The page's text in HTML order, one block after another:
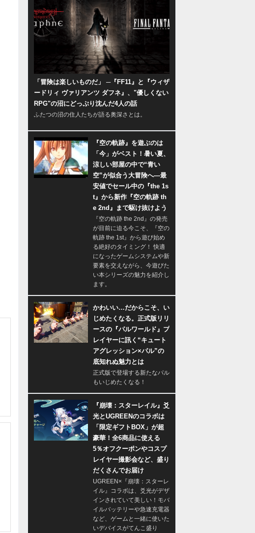
「冒険は楽しいものだ」 ─『FF11』と『ウィザ
ードリィ ヴァリアンツ ダフネ』、"優しくない
RPG"の沼にどっぷり沈んだ4人の話
ふたつの沼の住人たちが語る奥深さとは。
『空の軌跡』を遊ぶのは
「今」がベスト！暑い夏、
涼しい部屋の中で“青い
空”が似合う大冒険へ―最
安値でセール中の『the 1s
t』から新作『空の軌跡 th
e 2nd』まで駆け抜けよう
『空の軌跡 the 2nd』の発売
が目前に迫る今こそ、『空の
軌跡 the 1st』から遊び始め
る絶好のタイミング！ 快適
になったゲームシステムや新
要素を交えながら、今遊びた
い本シリーズの魅力を紹介し
ます。
かわいい…だからこそ、い
じめたくなる。正式版リリ
ースの『パルワールド』プ
レイヤーに訊く“キュート
アグレッション×パル”の
底知れぬ魅力とは
正式版で登場する新たなパル
もいじめたくなる！
『崩壊：スターレイル』爻
光とUGREENのコラボは
「限定ギフトBOX」が超
豪華！全6商品に使える
5％オフクーポンやコスプ
レイヤー撮影会など、盛り
だくさんでお届け
UGREEN×『崩壊：スターレ
イル』コラボは、爻光がデザ
インされていて美しい！モバ
イルバッテリーや急速充電器
など、ゲームと一緒に使いた
いデバイスがてんこ盛り